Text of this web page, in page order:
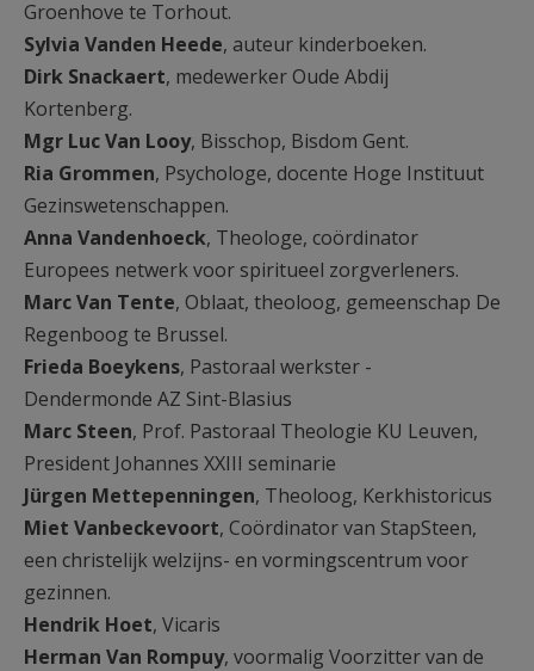
Groenhove te Torhout.
Sylvia Vanden Heede, auteur kinderboeken.
Dirk Snackaert, medewerker Oude Abdij
Kortenberg.
Mgr Luc Van Looy, Bisschop, Bisdom Gent.
Ria Grommen, Psychologe, docente Hoge Instituut
Gezinswetenschappen.
Anna Vandenhoeck, Theologe, coördinator
Europees netwerk voor spiritueel zorgverleners.
Marc Van Tente, Oblaat, theoloog, gemeenschap De
Regenboog te Brussel.
Frieda Boeykens, Pastoraal werkster -
Dendermonde AZ Sint-Blasius
Marc Steen, Prof. Pastoraal Theologie KU Leuven,
President Johannes XXIII seminarie
Jürgen Mettepenningen, Theoloog, Kerkhistoricus
Miet Vanbeckevoort, Coördinator van StapSteen,
een christelijk welzijns- en vormingscentrum voor
gezinnen.
Hendrik Hoet, Vicaris
Herman Van Rompuy, voormalig Voorzitter van de